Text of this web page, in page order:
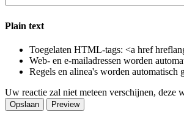
Plain text
Toegelaten HTML-tags: <a href
Web- en e-mailadressen worden
Regels en alinea's worden automatisch
Uw reactie zal niet meteen verschijnen, deze